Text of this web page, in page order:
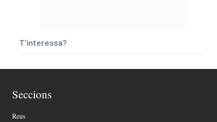
T’interessa?
Seccions
Reus